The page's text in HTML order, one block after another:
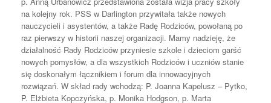
na kolejny rok. PSS w Darlington przywitała także nowych
nauczycieli i asystentów, a także Radę Rodziców, powołaną po
raz pierwszy w historii naszej organizacji. Mamy nadzieję, że
działalność Rady Rodziców przyniesie szkole i dzieciom garść
nowych pomysłów, a dla wszystkich Rodziców i uczniów stanie
się doskonałym łącznikiem i forum dla innowacyjnych
rozwiązań. W skład rady wchodzą: P. Joanna Kapelusz – Pytko,
P. Elżbieta Kopczyńska, p. Monika Hodgson, p. Marta